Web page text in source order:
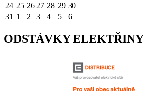
24 25 26 27 28 29 30
31 1 2 3 4 5 6
ODSTÁVKY ELEKTŘINY